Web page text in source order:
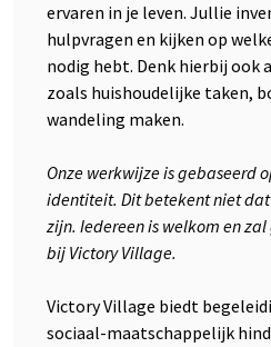
ervaren in je leven. Jullie
hulpvragen en kijken op
nodig hebt. Denk hierbij ook
zoals huishoudelijke taken,
wandeling maken.
Onze werkwijze is gebaseerd
identiteit. Dit betekent niet
zijn. Iedereen is welkom en
bij Victory Village.
Victory Village biedt
sociaal-maatschappelijk